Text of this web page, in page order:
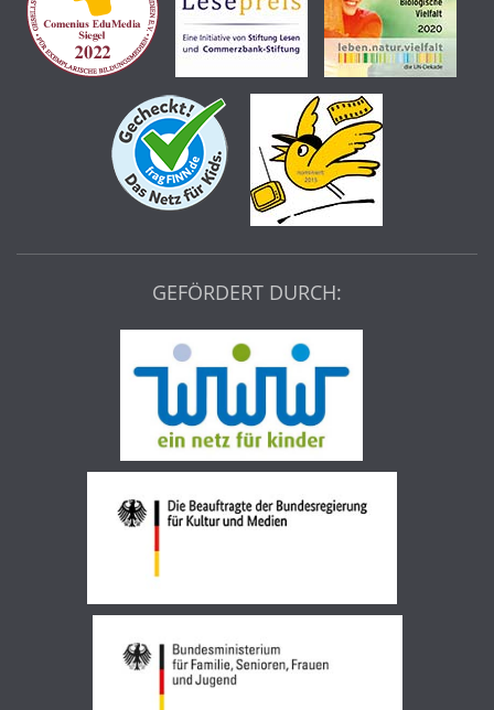
GEFÖRDERT DURCH: